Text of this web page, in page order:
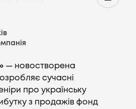
— новостворена
сучасні
про українську
з продажів фонд